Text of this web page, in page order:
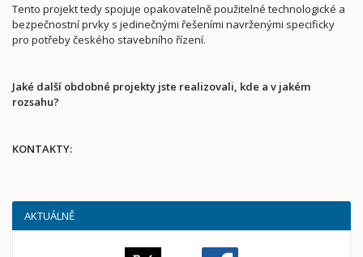
Tento projekt tedy spojuje opakovatelně použitelné technologické a
bezpečnostní prvky s jedinečnými řešeními navrženými specificky
pro potřeby českého stavebního řízení.
Jaké další obdobné projekty jste realizovali, kde a v jakém
rozsahu?
KONTAKTY:
AKTUÁLNĚ